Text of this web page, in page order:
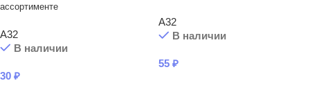
ассортименте
A32
В наличии
30 ₽
A32
В наличии
55 ₽